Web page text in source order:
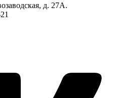
д. 27А.